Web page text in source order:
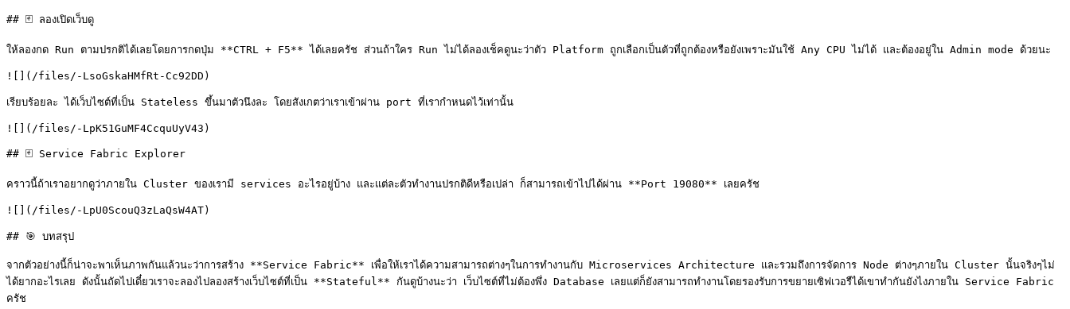
## 🃏 ลองเปิดเว็บดู
ให้ลองกด Run ตามปรกติได้เลยโดยการกดปุ่ม **CTRL + F5** ได้เลยครัช ส่วนถ้าใคร Run ไม่ได้ลองเช็คดูนะว่าตัว Platform ถูกเลือกเป็นตัวที่ถูกต้องหรือยังเพราะมันใช้ Any CPU ไม่ได้ และต้องอยู่ใน Admin mode ด้วยนะ
![](/files/-LsoGskaHMfRt-Cc92DD)
เรียบร้อยละ ได้เว็บไซต์ที่เป็น Stateless ขึ้นมาตัวนึงละ โดยสังเกตว่าเราเข้าผ่าน port ที่เรากำหนดไว้เท่านั้น
![](/files/-LpK51GuMF4CcquUyV43)
## 🃏 Service Fabric Explorer
คราวนี้ถ้าเราอยากดูว่าภายใน Cluster ของเรามี services อะไรอยู่บ้าง และแต่ละตัวทำงานปรกติดีหรือเปล่า ก็สามารถเข้าไปได้ผ่าน **Port 19080** เลยครัช
![](/files/-LpU0ScouQ3zLaQsW4AT)
## 🎯 บทสรุป
จากตัวอย่างนี้ก็น่าจะพาเห็นภาพกันแล้วนะว่าการสร้าง **Service Fabric** เพื่อให้เราได้ความสามารถต่างๆในการทำงานกับ Microservices Architecture และรวมถึงการจัดการ Node ต่างๆภายใน Cluster นั้นจริงๆไม่
ได้ยากอะไรเลย ดังนั้นถัดไปเดี๋ยวเราจะลองไปลองสร้างเว็บไซต์ที่เป็น **Stateful** กันดูบ้างนะว่า เว็บไซต์ที่ไม่ต้องพึ่ง Database เลยแต่ก็ยังสามารถทำงานโดยรองรับการขยายเซิฟเวอรืได้เขาทำกันยังไงภายใน Service Fabric